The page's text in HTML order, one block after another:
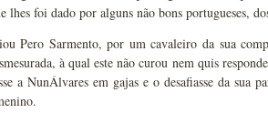
lhes foi dado por alguns não bons portugueses,
Pero Sarmento, por um cavaleiro da sua
à qual este não curou nem quis
a NunÁlvares em gajas e o desafiasse da sua